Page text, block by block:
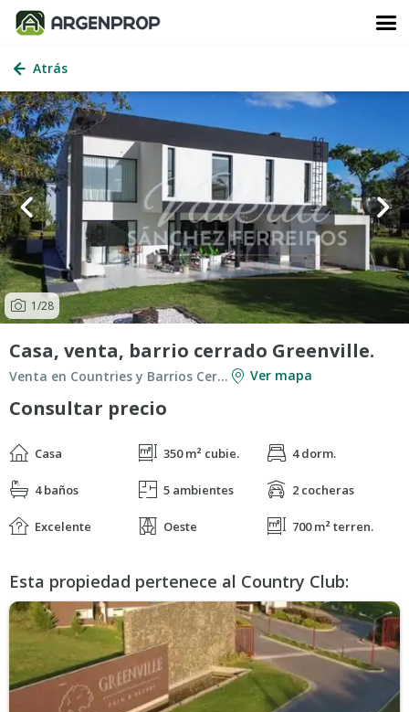
Atrás
1/28
Casa, venta, barrio cerrado Greenville.
Venta en Countries y Barrios Cerrados en Berazategui Ver mapa
Consultar precio
Casa 350 m² cubie. 4 dorm.
4 baños 5 ambientes 2 cocheras
Excelente Oeste 700 m² terren.
Esta propiedad pertenece al Country Club: